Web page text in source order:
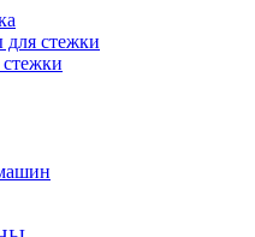
стежки